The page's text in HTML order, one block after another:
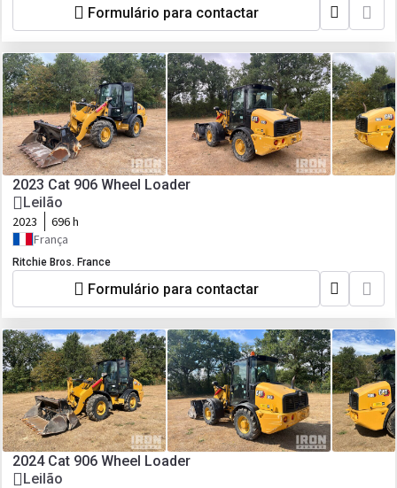
Formulário para contactar
2023 Cat 906 Wheel Loader
Leilão
2023
696 h
França
Ritchie Bros. France
Formulário para contactar
2024 Cat 906 Wheel Loader
Leilão